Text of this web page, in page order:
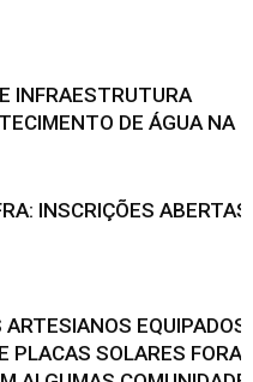
INFRAESTRUTURA
DE ÁGUA NA
INSCRIÇÕES ABERTAS!
EQUIPADOS
PLACAS SOLARES